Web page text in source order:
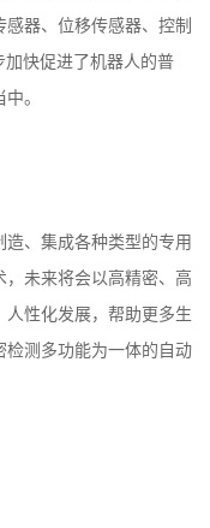
器、位移传感器、控制
快促进了机器人的普
。
、集成各种类型的专用
未来将会以高精密、高
性化发展，帮助更多生
检测多功能为一体的自动